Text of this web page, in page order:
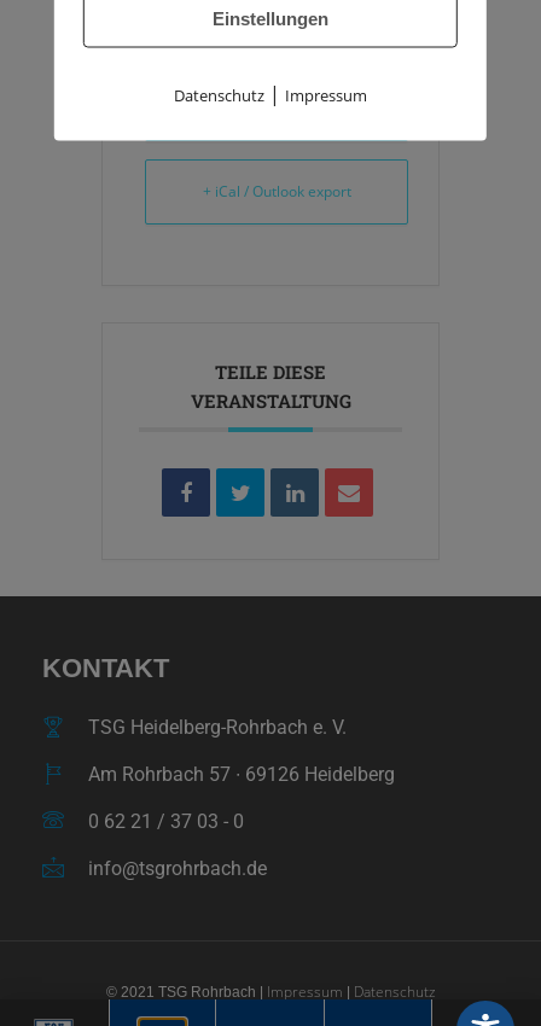
+ Zu Google Kalender hinzufügen
+ iCal / Outlook export
TEILE DIESE
VERANSTALTUNG
KONTAKT
TSG Heidelberg-Rohrbach e. V.
Am Rohrbach 57 ∙ 69126 Heidelberg
0 62 21 / 37 03 - 0
info@tsgrohrbach.de
© 2021 TSG Rohrbach | Impressum | Datenschutz
Einstellungen
Datenschutz| Impressum